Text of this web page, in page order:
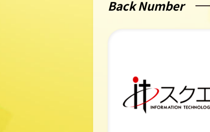
Back Number